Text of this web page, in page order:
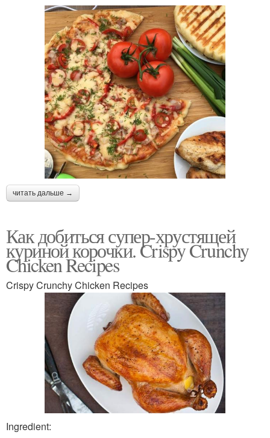
читать дальше →
Как добиться супер-хрустящей
куриной корочки. Crispy Crunchy
Chicken Recipes
Crispy Crunchy Chicken Recipes
Ingredient: